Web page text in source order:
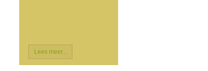
Lees meer...